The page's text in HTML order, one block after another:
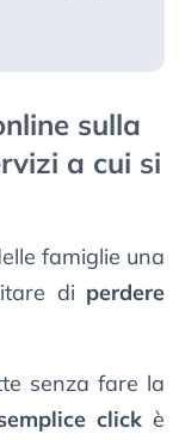
sulla
a cui si
famiglie una
di perdere
senza fare la
click è